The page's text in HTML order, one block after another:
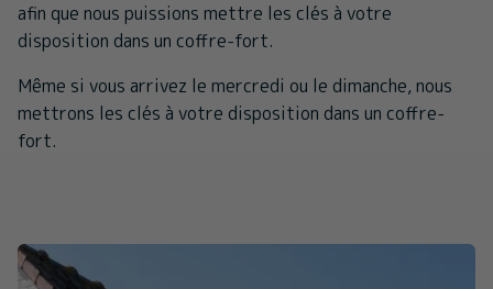
afin que nous puissions mettre les clés à votre
disposition dans un coffre-fort.
Même si vous arrivez le mercredi ou le dimanche, nous
mettrons les clés à votre disposition dans un coffre-
fort.